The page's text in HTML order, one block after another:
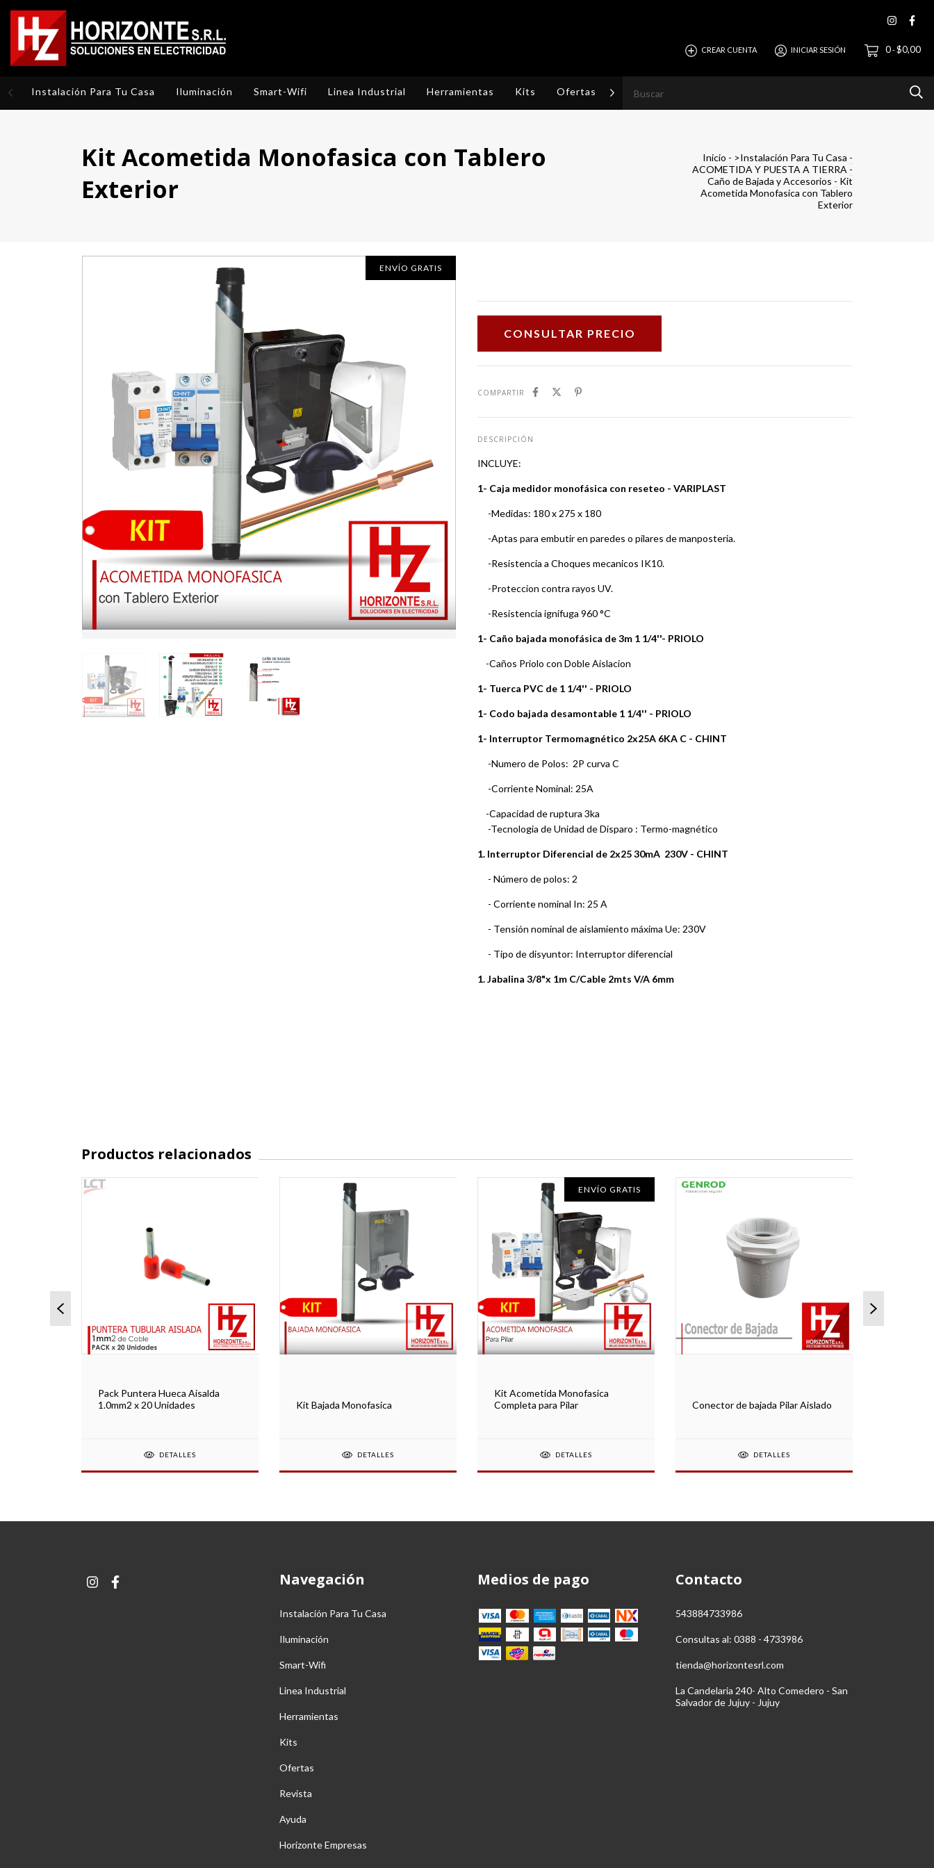
CREAR CUENTA INICIAR SESIÓN 0-$0,00
Instalación Para Tu Casa Iluminación Smart-Wifi Linea Industrial Herramientas Kits Ofertas Revista
Kit Acometida Monofasica con Tablero
Exterior
Inicio - >Instalación Para Tu Casa -
ACOMETIDA Y PUESTA A TIERRA -
Caño de Bajada y Accesorios - Kit
Acometida Monofasica con Tablero
Exterior
ENVÍO GRATIS
COMPARTIR
DESCRIPCIÓN
INCLUYE:
1- Caja medidor monofásica con reseteo - VARIPLAST
-Medidas: 180 x 275 x 180
-Aptas para embutir en paredes o pilares de manposteria.
-Resistencia a Choques mecanicos IK10.
-Proteccion contra rayos UV.
-Resistencia ignifuga 960 °C
1- Caño bajada monofásica de 3m 1 1/4''- PRIOLO
-Caños Priolo con Doble Aislacion
1- Tuerca PVC de 1 1/4'' - PRIOLO
1- Codo bajada desamontable 1 1/4'' - PRIOLO
1- Interruptor Termomagnético 2x25A 6KA C - CHINT
-Numero de Polos: 2P curva C
-Corriente Nominal: 25A
-Capacidad de ruptura 3ka
-Tecnologia de Unidad de Disparo : Termo-magnético
1. Interruptor Diferencial de 2x25 30mA 230V - CHINT
- Número de polos: 2
- Corriente nominal In: 25 A
- Tensión nominal de aislamiento máxima Ue: 230V
- Tipo de disyuntor: Interruptor diferencial
1. Jabalina 3/8"x 1m C/Cable 2mts V/A 6mm
Productos relacionados
Pack Puntera Hueca Aisalda
1.0mm2 x 20 Unidades
DETALLES
Kit Bajada Monofasica
DETALLES
ENVÍO GRATIS
Kit Acometida Monofasica
Completa para Pilar
DETALLES
Conector de bajada Pilar Aislado
DETALLES
Navegación
Instalación Para Tu Casa
Iluminación
Smart-Wifi
Linea Industrial
Herramientas
Kits
Ofertas
Revista
Ayuda
Horizonte Empresas
Medios de pago Contacto
543884733986
Consultas al: 0388 - 4733986
tienda@horizontesrl.com
La Candelaria 240- Alto Comedero - San
Salvador de Jujuy - Jujuy